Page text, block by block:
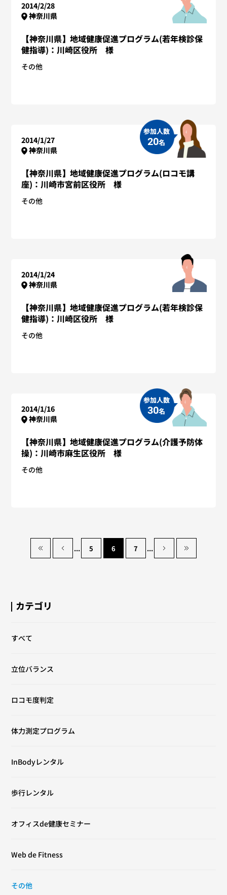
2014/2/28
神奈川県
【神奈川県】地域健康促進プログラム(若年検診保
健指導)：川崎区役所 様
その他
2014/1/27
神奈川県
参加人数
20名
【神奈川県】地域健康促進プログラム(ロコモ講
座)：川崎市宮前区役所 様
その他
2014/1/24
神奈川県
【神奈川県】地域健康促進プログラム(若年検診保
健指導)：川崎区役所 様
その他
2014/1/16
神奈川県
参加人数
30名
【神奈川県】地域健康促進プログラム(介護予防体
操)：川崎市麻生区役所 様
その他
« < ... 5 6 7 ... > »
カテゴリ
すべて
立位バランス
ロコモ度判定
体力測定プログラム
InBodyレンタル
歩行レンタル
オフィスde健康セミナー
Web de Fitness
その他